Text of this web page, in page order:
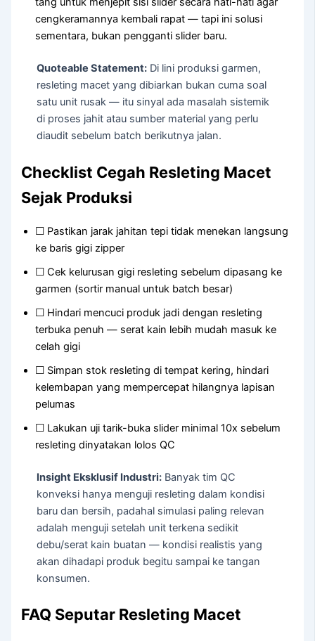
cengkeramannya kembali rapat — tapi ini solusi
sementara, bukan pengganti slider baru.
Quoteable Statement: Di lini produksi garmen,
resleting macet yang dibiarkan bukan cuma soal
satu unit rusak — itu sinyal ada masalah sistemik
di proses jahit atau sumber material yang perlu
diaudit sebelum batch berikutnya jalan.
Checklist Cegah Resleting Macet
Sejak Produksi
☐ Pastikan jarak jahitan tepi tidak menekan langsung
ke baris gigi zipper
☐ Cek kelurusan gigi resleting sebelum dipasang ke
garmen (sortir manual untuk batch besar)
☐ Hindari mencuci produk jadi dengan resleting
terbuka penuh — serat kain lebih mudah masuk ke
celah gigi
☐ Simpan stok resleting di tempat kering, hindari
kelembapan yang mempercepat hilangnya lapisan
pelumas
☐ Lakukan uji tarik-buka slider minimal 10x sebelum
resleting dinyatakan lolos QC
Insight Eksklusif Industri: Banyak tim QC
konveksi hanya menguji resleting dalam kondisi
baru dan bersih, padahal simulasi paling relevan
adalah menguji setelah unit terkena sedikit
debu/serat kain buatan — kondisi realistis yang
akan dihadapi produk begitu sampai ke tangan
konsumen.
FAQ Seputar Resleting Macet